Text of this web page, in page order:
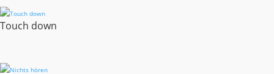
Touch down